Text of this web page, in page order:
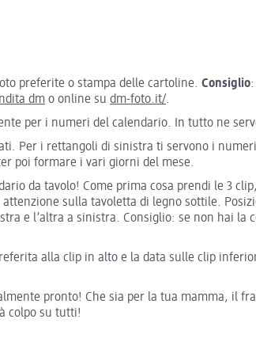
preferite o stampa delle cartoline. Consiglio
dm o online su dm-foto.it/.
per i numeri del calendario. In tutto ne
Per i rettangoli di sinistra ti servono i numeri
poi formare i vari giorni del mese.
da tavolo! Come prima cosa prendi le 3
sulla tavoletta di legno sottile.
e l’altra a sinistra. Consiglio: se non hai la
alla clip in alto e la data sulle clip
pronto! Che sia per la tua mamma, il
colpo su tutti!